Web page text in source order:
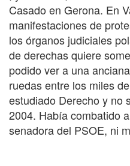
Casado en Gerona. En
manifestaciones de
los órganos judiciales
de derechas quiere
podido ver a una
ruedas entre los miles
estudiado Derecho y no
2004. Había combatido
senadora del PSOE, ni